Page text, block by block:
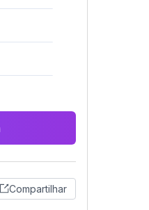
Compartilhar